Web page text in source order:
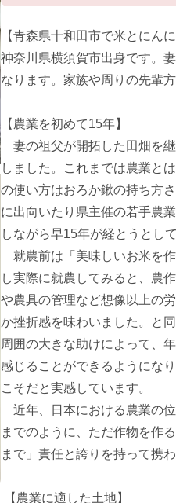
【青森県十和田市で米とにん
神奈川県横須賀市出身です。
なります。家族や周りの先輩
【農業を初めて15年】
妻の祖父が開拓した田畑を
しました。これまでは農業と
の使い方はおろか鍬の持ち方
に出向いたり県主催の若手農
しながら早15年が経とうとして
就農前は「美味しいお米を
し実際に就農してみると、農
や農具の管理など想像以上の
か挫折感を味わいました。と
周囲の大きな助けによって、
感じることができるようにな
こそだと実感しています。
近年、日本における農業の
までのように、ただ作物を作
まで」責任と誇りを持って携